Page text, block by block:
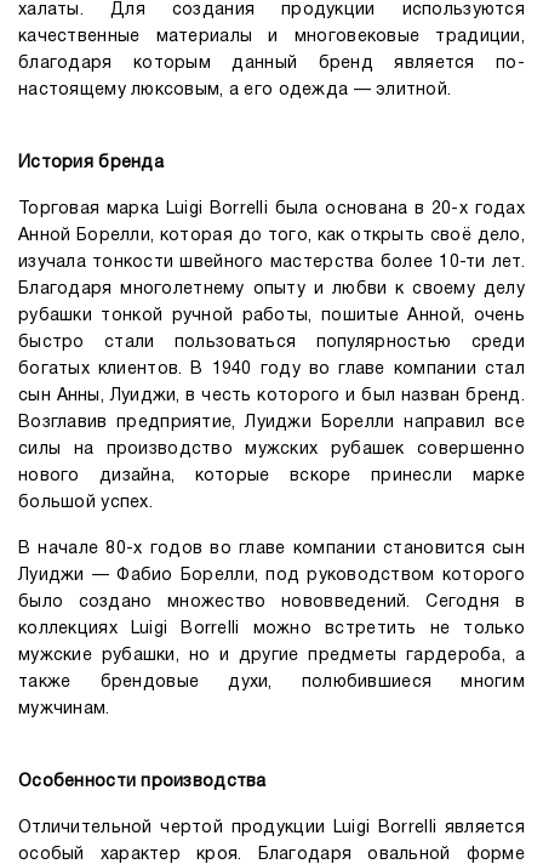
халаты. Для создания продукции используются
качественные материалы и многовековые традиции,
благодаря которым данный бренд является по-
настоящему люксовым, а его одежда — элитной.
История бренда
Торговая марка Luigi Borrelli была основана в 20-х годах
Анной Борелли, которая до того, как открыть своё дело,
изучала тонкости швейного мастерства более 10-ти лет.
Благодаря многолетнему опыту и любви к своему делу
рубашки тонкой ручной работы, пошитые Анной, очень
быстро стали пользоваться популярностью среди
богатых клиентов. В 1940 году во главе компании стал
сын Анны, Луиджи, в честь которого и был назван бренд.
Возглавив предприятие, Луиджи Борелли направил все
силы на производство мужских рубашек совершенно
нового дизайна, которые вскоре принесли марке
большой успех.
В начале 80-х годов во главе компании становится сын
Луиджи — Фабио Борелли, под руководством которого
было создано множество нововведений. Сегодня в
коллекциях Luigi Borrelli можно встретить не только
мужские рубашки, но и другие предметы гардероба, а
также брендовые духи, полюбившиеся многим
мужчинам.
Особенности производства
Отличительной чертой продукции Luigi Borrelli является
особый характер кроя. Благодаря овальной форме